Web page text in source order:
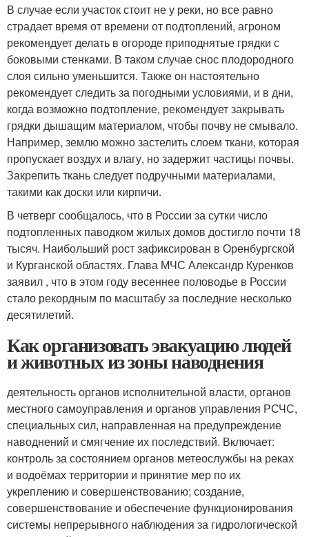
В случае если участок стоит не у реки, но все равно
страдает время от времени от подтоплений, агроном
рекомендует делать в огороде приподнятые грядки с
боковыми стенками. В таком случае снос плодородного
слоя сильно уменьшится. Также он настоятельно
рекомендует следить за погодными условиями, и в дни,
когда возможно подтопление, рекомендует закрывать
грядки дышащим материалом, чтобы почву не смывало.
Например, землю можно застелить слоем ткани, которая
пропускает воздух и влагу, но задержит частицы почвы.
Закрепить ткань следует подручными материалами,
такими как доски или кирпичи.
В четверг сообщалось, что в России за сутки число
подтопленных паводком жилых домов достигло почти 18
тысяч. Наибольший рост зафиксирован в Оренбургской
и Курганской областях. Глава МЧС Александр Куренков
заявил , что в этом году весеннее половодье в России
стало рекордным по масштабу за последние несколько
десятилетий.
Как организовать эвакуацию людей
и животных из зоны наводнения
деятельность органов исполнительной власти, органов
местного самоуправления и органов управления РСЧС,
специальных сил, направленная на предупреждение
наводнений и смягчение их последствий. Включает:
контроль за состоянием органов метеослужбы на реках
и водоёмах территории и принятие мер по их
укреплению и совершенствованию; создание,
совершенствование и обеспечение функционирования
системы непрерывного наблюдения за гидрологической